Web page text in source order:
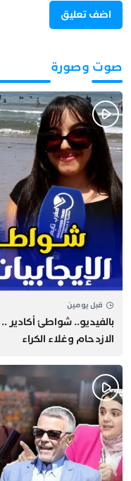
صوت وصورة
قبل يومين
بالفيديو.. شواطئ أكادير ..
الازدحام وغلاء الكراء